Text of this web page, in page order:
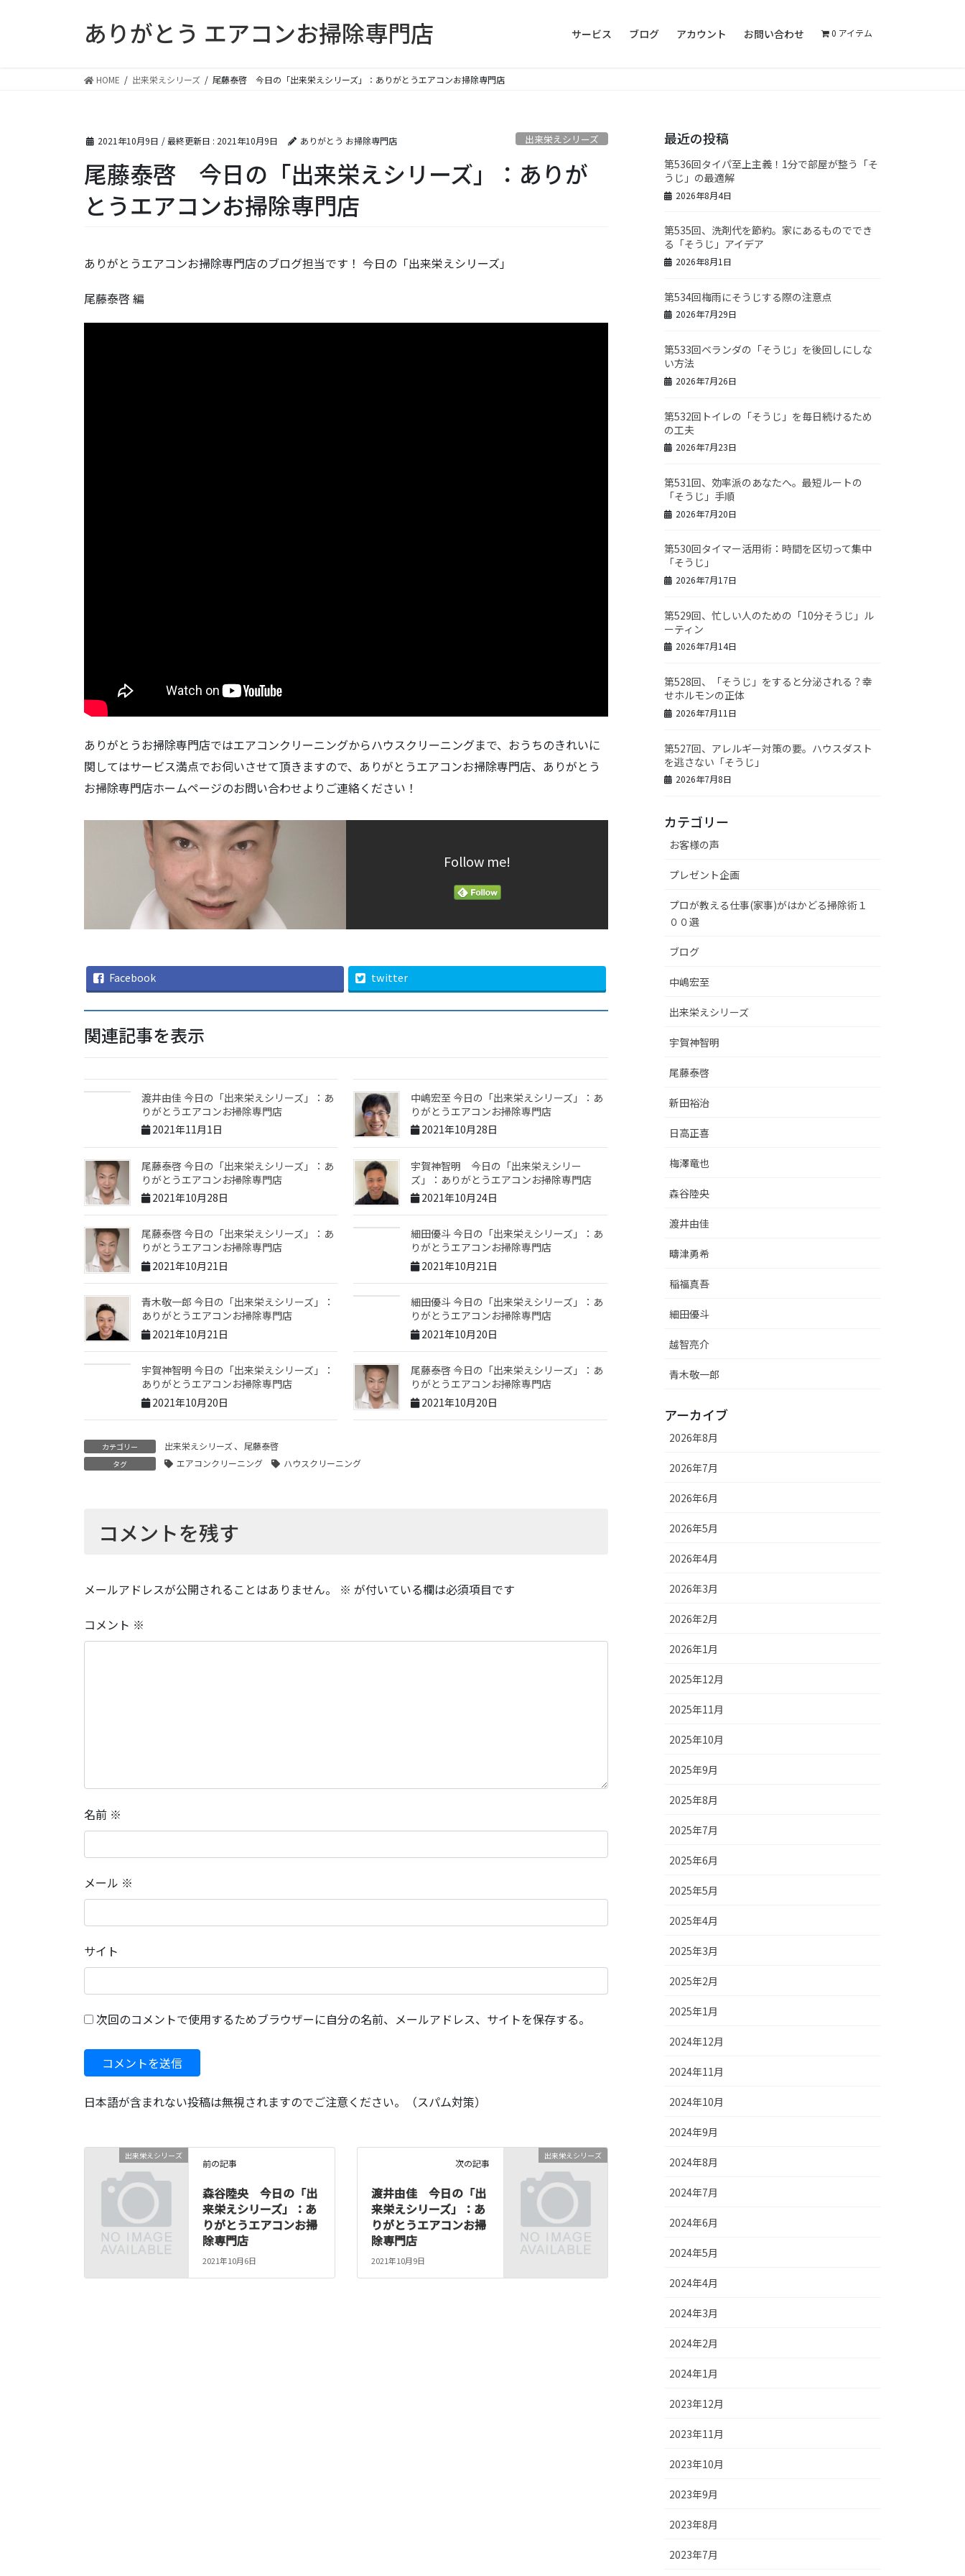
ありがとう エアコンお掃除専門店 サービス ブログ アカウント お問い合わせ 0 アイテム
HOME 出来栄えシリーズ 尾藤泰啓 今日の「出来栄えシリーズ」：ありがとうエアコンお掃除専門店
2021年10月9日 / 最終更新日 : 2021年10月9日 ありがとう お掃除専門店 出来栄えシリーズ
尾藤泰啓 今日の「出来栄えシリーズ」：ありが
とうエアコンお掃除専門店
ありがとうエアコンお掃除専門店のブログ担当です！ 今日の「出来栄えシリーズ」
尾藤泰啓 編
ありがとうお掃除専門店ではエアコンクリーニングからハウスクリーニングまで、おうちのきれいに
関してはサービス満点でお伺いさせて頂きますので、ありがとうエアコンお掃除専門店、ありがとう
お掃除専門店ホームページのお問い合わせよりご連絡ください！
Follow me!
Facebook twitter
関連記事を表示
渡井由佳 今日の「出来栄えシリーズ」：あ
りがとうエアコンお掃除専門店
2021年11月1日
中嶋宏至 今日の「出来栄えシリーズ」：あ
りがとうエアコンお掃除専門店
2021年10月28日
尾藤泰啓 今日の「出来栄えシリーズ」：あ
りがとうエアコンお掃除専門店
2021年10月28日
宇賀神智明 今日の「出来栄えシリー
ズ」：ありがとうエアコンお掃除専門店
2021年10月24日
尾藤泰啓 今日の「出来栄えシリーズ」：あ
りがとうエアコンお掃除専門店
2021年10月21日
細田優斗 今日の「出来栄えシリーズ」：あ
りがとうエアコンお掃除専門店
2021年10月21日
青木敬一郎 今日の「出来栄えシリーズ」：
ありがとうエアコンお掃除専門店
2021年10月21日
細田優斗 今日の「出来栄えシリーズ」：あ
りがとうエアコンお掃除専門店
2021年10月20日
宇賀神智明 今日の「出来栄えシリーズ」：
ありがとうエアコンお掃除専門店
2021年10月20日
尾藤泰啓 今日の「出来栄えシリーズ」：あ
りがとうエアコンお掃除専門店
2021年10月20日
カテゴリー 出来栄えシリーズ、 尾藤泰啓
タグ エアコンクリーニング ハウスクリーニング
コメントを残す
メールアドレスが公開されることはありません。 ※ が付いている欄は必須項目です
コメント ※
名前 ※
メール ※
サイト
次回のコメントで使用するためブラウザーに自分の名前、メールアドレス、サイトを保存する。
日本語が含まれない投稿は無視されますのでご注意ください。（スパム対策）
出来栄えシリーズ
前の記事
森谷陸央 今日の「出
来栄えシリーズ」：あ
りがとうエアコンお掃
除専門店
2021年10月6日
出来栄えシリーズ
次の記事
渡井由佳 今日の「出
来栄えシリーズ」：あ
りがとうエアコンお掃
除専門店
2021年10月9日
最近の投稿
第536回タイパ至上主義！1分で部屋が整う「そ
うじ」の最適解
2026年8月4日
第535回、洗剤代を節約。家にあるものででき
る「そうじ」アイデア
2026年8月1日
第534回梅雨にそうじする際の注意点
2026年7月29日
第533回ベランダの「そうじ」を後回しにしな
い方法
2026年7月26日
第532回トイレの「そうじ」を毎日続けるため
の工夫
2026年7月23日
第531回、効率派のあなたへ。最短ルートの
「そうじ」手順
2026年7月20日
第530回タイマー活用術：時間を区切って集中
「そうじ」
2026年7月17日
第529回、忙しい人のための「10分そうじ」ル
ーティン
2026年7月14日
第528回、「そうじ」をすると分泌される？幸
せホルモンの正体
2026年7月11日
第527回、アレルギー対策の要。ハウスダスト
を逃さない「そうじ」
2026年7月8日
カテゴリー
お客様の声
プレゼント企画
プロが教える仕事(家事)がはかどる掃除術１
００選
ブログ
中嶋宏至
出来栄えシリーズ
宇賀神智明
尾藤泰啓
新田裕治
日高正喜
梅澤竜也
森谷陸央
渡井由佳
疇津勇希
稲福真吾
細田優斗
越智亮介
青木敬一郎
アーカイブ
2026年8月
2026年7月
2026年6月
2026年5月
2026年4月
2026年3月
2026年2月
2026年1月
2025年12月
2025年11月
2025年10月
2025年9月
2025年8月
2025年7月
2025年6月
2025年5月
2025年4月
2025年3月
2025年2月
2025年1月
2024年12月
2024年11月
2024年10月
2024年9月
2024年8月
2024年7月
2024年6月
2024年5月
2024年4月
2024年3月
2024年2月
2024年1月
2023年12月
2023年11月
2023年10月
2023年9月
2023年8月
2023年7月